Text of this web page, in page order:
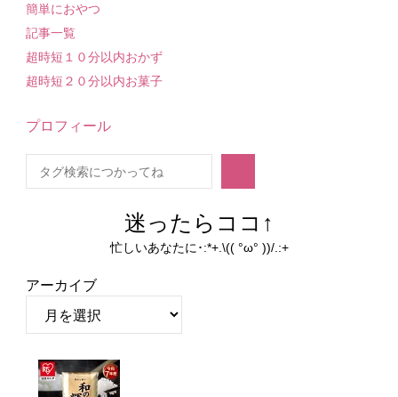
簡単におやつ
記事一覧
超時短１０分以内おかず
超時短２０分以内お菓子
プロフィール
迷ったらココ↑
忙しいあなたに･:*+.\(( °ω° ))/.:+
アーカイブ